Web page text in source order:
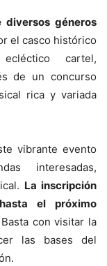
diversos géneros
el casco histórico
cartel,
de un concurso
rica y variada
vibrante evento
interesadas,
La inscripción
el próximo
con visitar la
las bases del